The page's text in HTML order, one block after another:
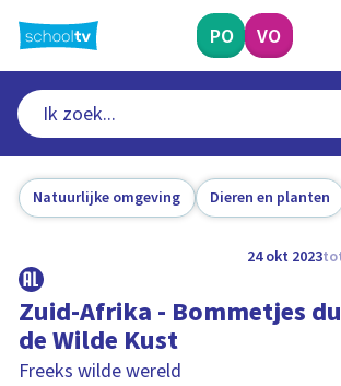
naar
hoofdinhoud
PO VO
Natuurlijke omgeving Dieren en planten
24 okt 2023
Zuid-Afrika - Bommetjes
de Wilde Kust
Freeks wilde wereld